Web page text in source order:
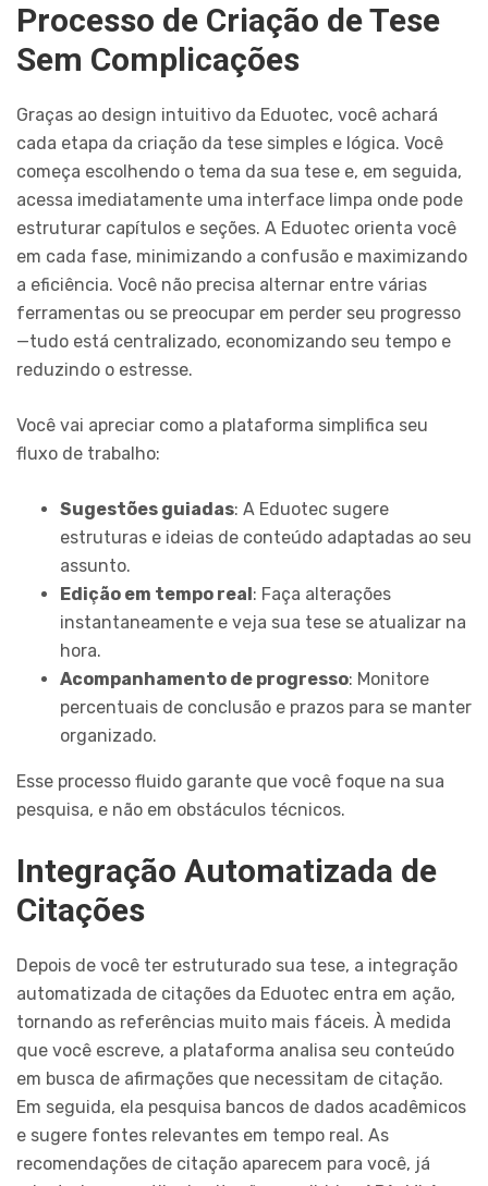
Processo de Criação de Tese
Sem Complicações
Graças ao design intuitivo da Eduotec, você achará
cada etapa da criação da tese simples e lógica. Você
começa escolhendo o tema da sua tese e, em seguida,
acessa imediatamente uma interface limpa onde pode
estruturar capítulos e seções. A Eduotec orienta você
em cada fase, minimizando a confusão e maximizando
a eficiência. Você não precisa alternar entre várias
ferramentas ou se preocupar em perder seu progresso
—tudo está centralizado, economizando seu tempo e
reduzindo o estresse.
Você vai apreciar como a plataforma simplifica seu
fluxo de trabalho:
Sugestões guiadas: A Eduotec sugere
estruturas e ideias de conteúdo adaptadas ao seu
assunto.
Edição em tempo real : Faça alterações
instantaneamente e veja sua tese se atualizar na
hora.
Acompanhamento de progresso: Monitore
percentuais de conclusão e prazos para se manter
organizado.
Esse processo fluido garante que você foque na sua
pesquisa, e não em obstáculos técnicos.
Integração Automatizada de
Citações
Depois de você ter estruturado sua tese, a integração
automatizada de citações da Eduotec entra em ação,
tornando as referências muito mais fáceis. À medida
que você escreve, a plataforma analisa seu conteúdo
em busca de afirmações que necessitam de citação.
Em seguida, ela pesquisa bancos de dados acadêmicos
e sugere fontes relevantes em tempo real. As
recomendações de citação aparecem para você, já